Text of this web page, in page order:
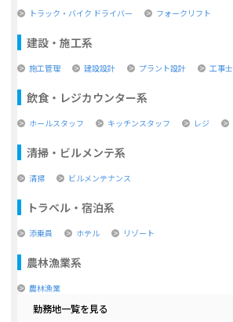
トラック・バイク ドライバー
フォークリフト
建設・施工系
施工管理 建設設計 プラント設計 工事士
飲食・レジカウンター系
ホールスタッフ キッチンスタッフ レジ
清掃・ビルメンテ系
清掃 ビルメンテナンス
トラベル・宿泊系
添乗員 ホテル リゾート
農林漁業系
農林漁業
勤務地一覧を見る